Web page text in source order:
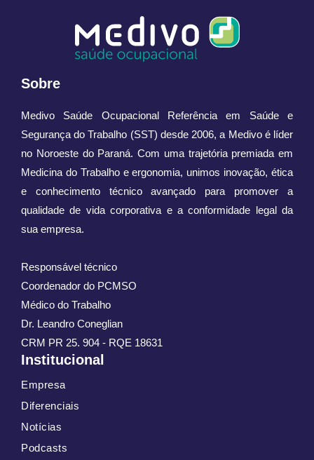
Sobre
Medivo Saúde Ocupacional Referência em Saúde e
Segurança do Trabalho (SST) desde 2006, a Medivo é líder
no Noroeste do Paraná. Com uma trajetória premiada em
Medicina do Trabalho e ergonomia, unimos inovação, ética
e conhecimento técnico avançado para promover a
qualidade de vida corporativa e a conformidade legal da
sua empresa.
Responsável técnico
Coordenador do PCMSO
Médico do Trabalho
Dr. Leandro Coneglian
CRM PR 25. 904 - RQE 18631
Institucional
Empresa
Diferenciais
Notícias
Podcasts